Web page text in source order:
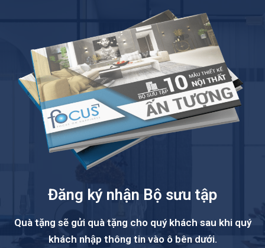
Đăng ký nhận Bộ sưu tập
Quà tặng sẽ gửi quà tặng cho quý khách sau khi quý
khách nhập thông tin vào ô bên dưới.